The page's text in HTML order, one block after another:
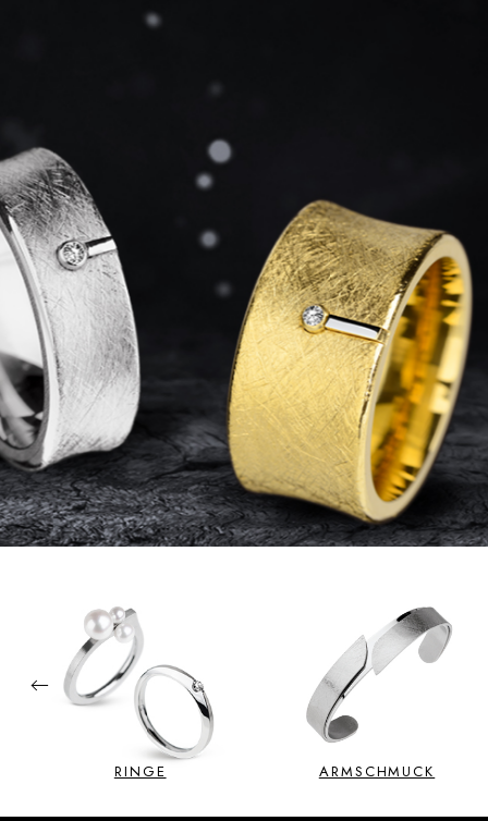
RINGE ARMSCHMUCK
Previous